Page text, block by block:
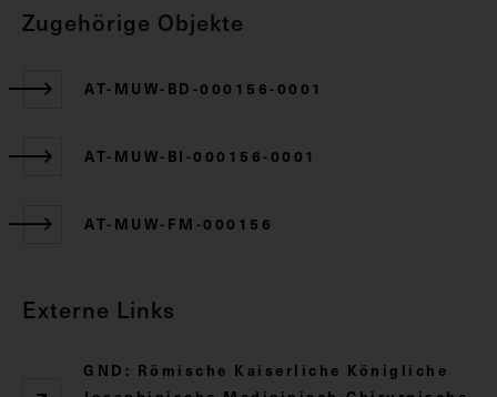
Zugehörige Objekte
AT-MUW-BD-000156-0001
AT-MUW-BI-000156-0001
AT-MUW-FM-000156
Externe Links
GND: Römische Kaiserliche Königliche